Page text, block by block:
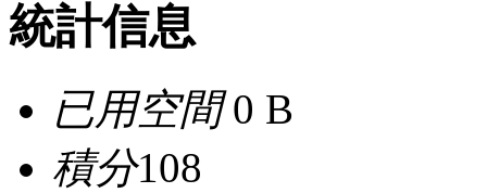
統計信息
已用空間0 B
積分108